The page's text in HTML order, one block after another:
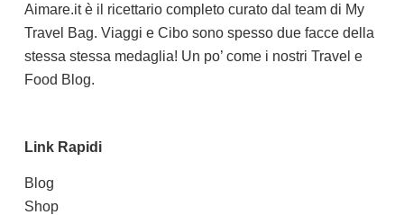
Aimare.itè il ricettario completo curato dal team di My
Travel Bag. Viaggi e Cibo sono spesso due facce della
stessa stessa medaglia! Un po’ come i nostri Travel e
Food Blog.
Link Rapidi
Blog
Shop